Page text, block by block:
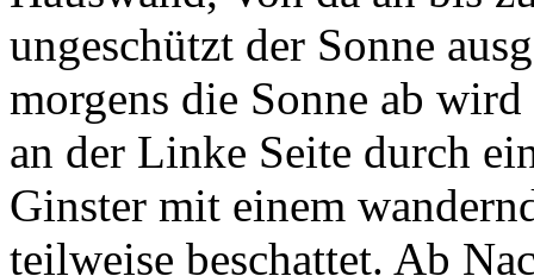
ungeschützt der Sonne
morgens die Sonne ab
an der Linke Seite durch
Ginster mit einem
teilweise beschattet. Ab